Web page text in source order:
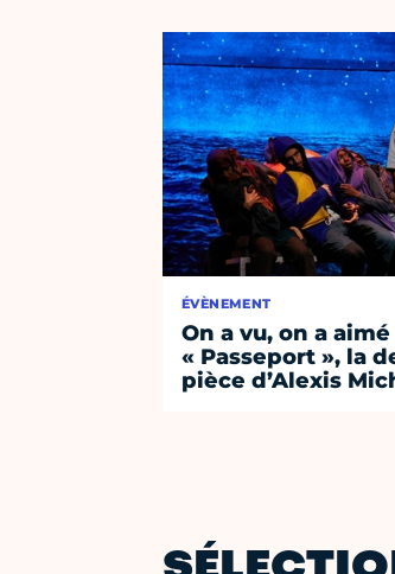
ÉVÈNEMENT
On a vu, on a aimé
« Passeport », la
pièce d’Alexis